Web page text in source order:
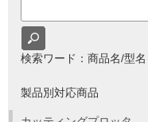
検索ワード：商品名/型名
製品別対応商品